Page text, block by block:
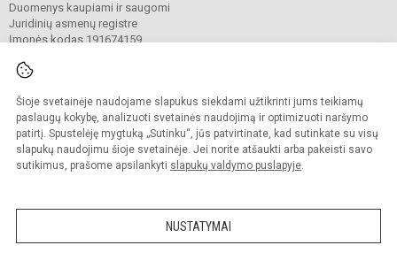
Šioje svetainėje naudojame slapukus siekdami užtikrinti jums teikiamų
paslaugų kokybę, analizuoti svetainės naudojimą ir optimizuoti naršymo
patirtį. Spustelėję mygtuką „Sutinku“, jūs patvirtinate, kad sutinkate su visų
slapukų naudojimu šioje svetainėje. Jei norite atšaukti arba pakeisti savo
sutikimus, prašome apsilankyti slapukų valdymo puslapyje.
NUSTATYMAI
Duomenys kaupiami ir saugomi
Juridinių asmenų registre
Įmonės kodas 191674159
© 2023. Jonavos Panerio pradinė mokykla. Visos teisės saugomos.
Kopijuoti turinį be raštiško įstaigos administracijos sutikimo griežtai draudžiama.
Prieinamumo paraiška Slapukų valdymas
Sumanus būdas atnaujinti